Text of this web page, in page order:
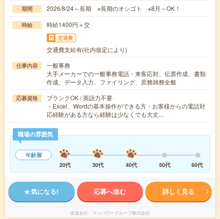
期間 2026/8/24～長期 ※長期のオシゴト ※8月～OK！
時給 時給1400円＋交
交通費
交通費支給有(社内規定により)
仕事内容
一般事務
大手メーカーでの一般事務電話・来客応対、伝票作成、書類
作成、データ入力、ファイリング、庶務雑務全般
応募資格
ブランクOK / 英語力不要
・Excel、Wordの基本操作ができる方・お客様からの電話対
応経験がある方なら経験は少なくでも大丈…
職場の雰囲気
年齢層
20代
30代 40代 50代 60代
気になる! 応募へ進む 詳しく見る
派遣会社 マンパワーグループ株式会社